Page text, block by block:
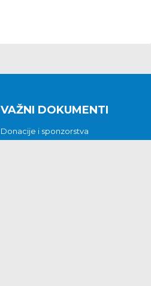
VAŽNI DOKUMENTI
Donacije i sponzorstva